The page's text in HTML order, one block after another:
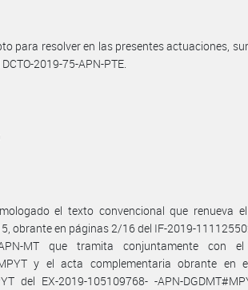
para resolver en las presentes actuaciones,
2019-75-APN-PTE.
el texto convencional que renueva
obrante en páginas 2/16 del IF-2019-
MT que tramita conjuntamente con el
y el acta complementaria obrante en
del EX-2019-105109768- -APN-